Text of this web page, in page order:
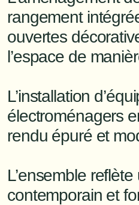
rangement
ouvertes
l’espace de
L’installation
électroménagers
rendu épuré et
L’ensemble
contemporain et